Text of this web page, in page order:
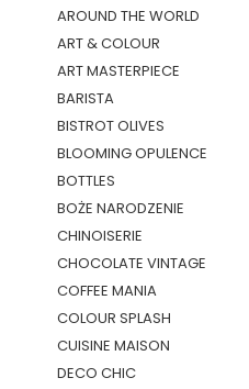
AROUND THE WORLD
ART & COLOUR
ART MASTERPIECE
BARISTA
BISTROT OLIVES
BLOOMING OPULENCE
BOTTLES
BOŻE NARODZENIE
CHINOISERIE
CHOCOLATE VINTAGE
COFFEE MANIA
COLOUR SPLASH
CUISINE MAISON
DECO CHIC